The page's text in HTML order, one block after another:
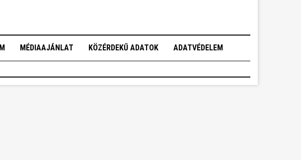
MÉDIAAJÁNLAT KÖZÉRDEKŰ ADATOK ADATVÉDELEM